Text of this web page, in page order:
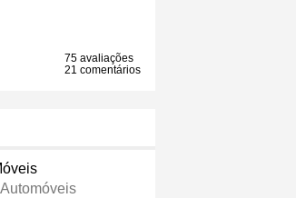
75 avaliações
21 comentários